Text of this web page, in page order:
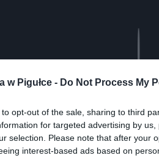
w Pigułce - Do Not Process My
to opt-out of the sale, sharing to third
for targeted advertising by
selection. Please note that after your
interest-based ads based on